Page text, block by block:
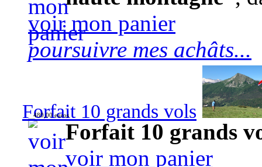
voir mon panier
poursuivre mes achâts...
Forfait 10 grands vols
480,00 euros
Forfait 10 grands
voir mon panier